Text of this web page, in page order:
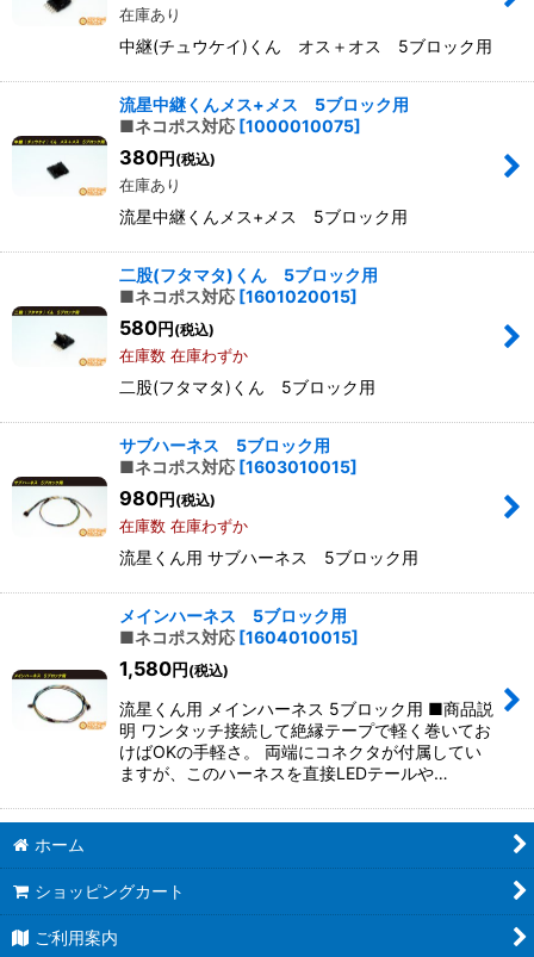
在庫あり
中継(チュウケイ)くん オス＋オス 5ブロック用
流星中継くんメス+メス 5ブロック用
■ネコポス対応 [1000010075]
380円(税込)
在庫あり
流星中継くんメス+メス 5ブロック用
二股(フタマタ)くん 5ブロック用
■ネコポス対応 [1601020015]
580円(税込)
在庫数 在庫わずか
二股(フタマタ)くん 5ブロック用
サブハーネス 5ブロック用
■ネコポス対応 [1603010015]
980円(税込)
在庫数 在庫わずか
流星くん用 サブハーネス 5ブロック用
メインハーネス 5ブロック用
■ネコポス対応 [1604010015]
1,580円(税込)
流星くん用 メインハーネス 5ブロック用 ■商品説
明 ワンタッチ接続して絶縁テープで軽く巻いてお
けばOKの手軽さ。 両端にコネクタが付属してい
ますが、このハーネスを直接LEDテールや…
ホーム
ショッピングカート
ご利用案内